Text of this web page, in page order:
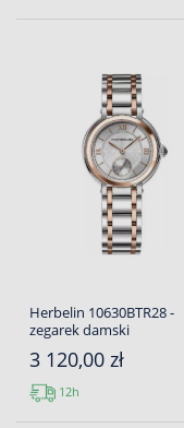
Herbelin 10630BTR28 -
zegarek damski
3 120,00 zł
12h